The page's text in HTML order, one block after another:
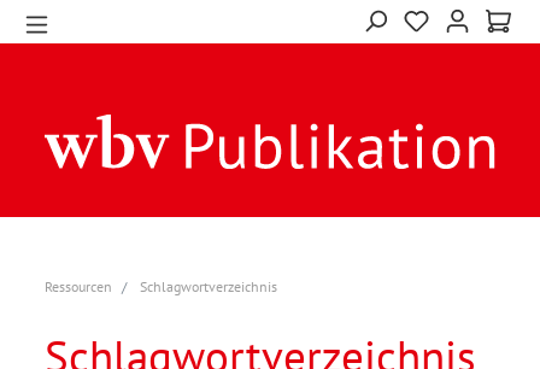
Ressourcen Schlagwortverzeichnis
Schlagwortverzeichnis